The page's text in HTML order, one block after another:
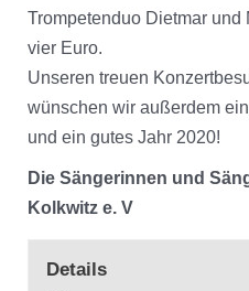
Trompetenduo Dietmar und
vier Euro.
Unseren treuen
wünschen wir außerdem
und ein gutes Jahr 2020!
Die Sängerinnen und
Kolkwitz e. V
Details